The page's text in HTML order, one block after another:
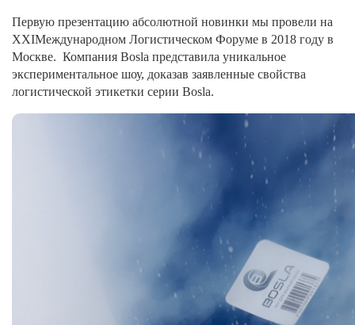
Первую презентацию абсолютной новинки мы провели на
XXIМеждународном Логистическом Форуме в 2018 году в
Москве. Компания Bosla представила уникальное
экспериментальное шоу, доказав заявленные свойства
логистической этикетки серии Bosla.